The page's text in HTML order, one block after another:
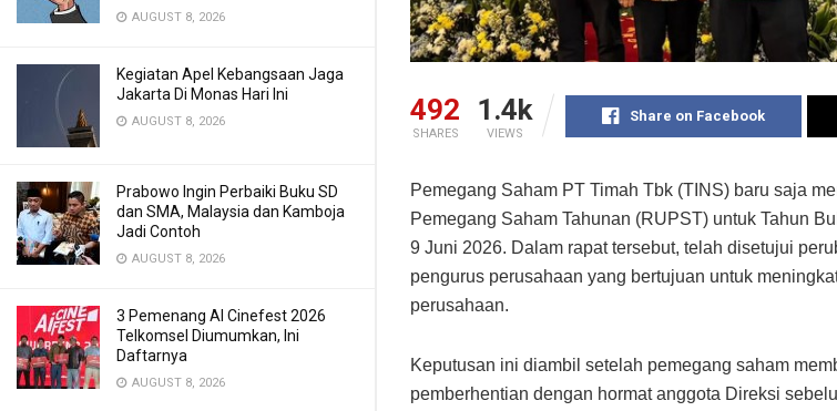
AUGUST 8, 2026
Kegiatan Apel Kebangsaan Jaga
Jakarta Di Monas Hari Ini
AUGUST 8, 2026
Prabowo Ingin Perbaiki Buku SD
dan SMA, Malaysia dan Kamboja
Jadi Contoh
AUGUST 8, 2026
3 Pemenang AI Cinefest 2026
Telkomsel Diumumkan, Ini
Daftarnya
AUGUST 8, 2026
492
SHARES
1.4k
VIEWS
Share on Facebook
Pemegang Saham PT Timah Tbk (TINS) baru saja
Pemegang Saham Tahunan (RUPST) untuk Tahun
9 Juni 2026. Dalam rapat tersebut, telah disetujui
pengurus perusahaan yang bertujuan untuk
perusahaan.
Keputusan ini diambil setelah pemegang saham
pemberhentian dengan hormat anggota Direksi